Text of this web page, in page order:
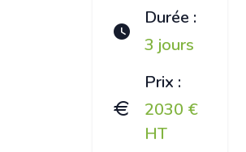
Durée :
3 jours
Prix :
2030 €
HT